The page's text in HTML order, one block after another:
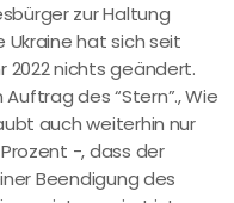
zur Haltung
Ukraine hat sich seit
2022 nichts geändert.
des “Stern”., Wie
auch weiterhin nur
-, dass der
Beendigung des